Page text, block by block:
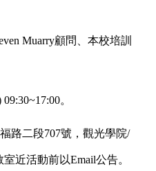
Muarry顧問、本校培訓
。
路二段707號，觀光學院/
近活動前以Email公告。